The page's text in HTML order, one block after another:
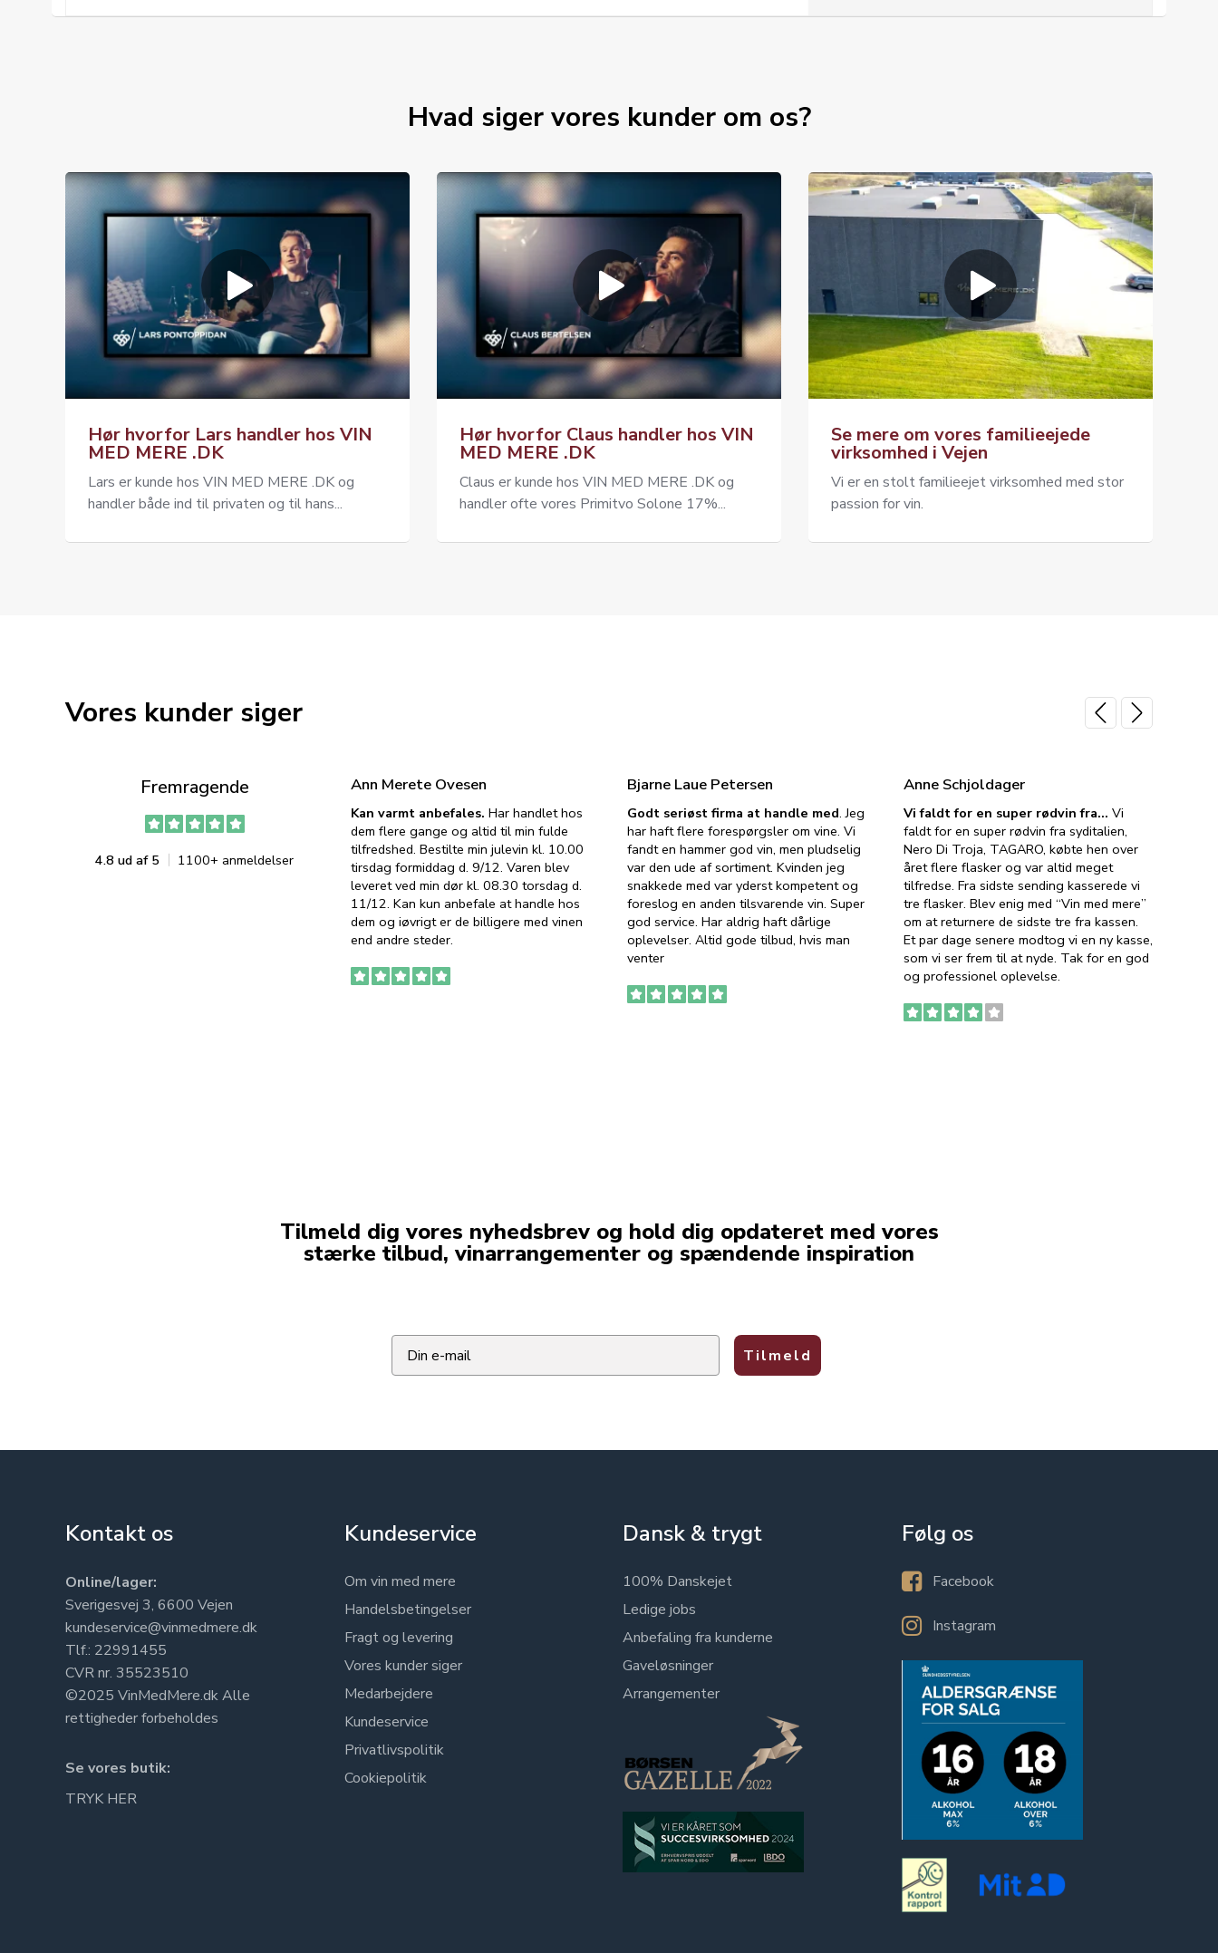
Hvad siger vores kunder om os?
Hør hvorfor Lars handler hos VIN
MED MERE .DK
Lars er kunde hos VIN MED MERE .DK og
handler både ind til privaten og til hans...
Hør hvorfor Claus handler hos VIN
MED MERE .DK
Claus er kunde hos VIN MED MERE .DK og
handler ofte vores Primitvo Solone 17%...
Se mere om vores familieejede
virksomhed i Vejen
Vi er en stolt familieejet virksomhed med stor
passion for vin.
Vores kunder siger
Fremragende
4.8 ud af 5 1100+ anmeldelser
Ann Merete Ovesen
Kan varmt anbefales. Har handlet hos
dem flere gange og altid til min fulde
tilfredshed. Bestilte min julevin kl. 10.00
tirsdag formiddag d. 9/12. Varen blev
leveret ved min dør kl. 08.30 torsdag d.
11/12. Kan kun anbefale at handle hos
dem og iøvrigt er de billigere med vinen
end andre steder.
Bjarne Laue Petersen
Godt seriøst firma at handle med. Jeg
har haft flere forespørgsler om vine. Vi
fandt en hammer god vin, men pludselig
var den ude af sortiment. Kvinden jeg
snakkede med var yderst kompetent og
foreslog en anden tilsvarende vin. Super
god service. Har aldrig haft dårlige
oplevelser. Altid gode tilbud, hvis man
venter
Anne Schjoldager
Vi faldt for en super rødvin fra… Vi
faldt for en super rødvin fra syditalien,
Nero Di Troja, TAGARO, købte hen over
året flere flasker og var altid meget
tilfredse. Fra sidste sending kasserede vi
tre flasker. Blev enig med “Vin med mere”
om at returnere de sidste tre fra kassen.
Et par dage senere modtog vi en ny kasse,
som vi ser frem til at nyde. Tak for en god
og professionel oplevelse.
Tilmeld dig vores nyhedsbrev og hold dig opdateret med vores
stærke tilbud, vinarrangementer og spændende inspiration
Email
Tilmeld
Kontakt os
Online/lager:
Sverigesvej 3, 6600 Vejen
kundeservice@vinmedmere.dk
Tlf.: 22991455
CVR nr. 35523510
©2025 VinMedMere.dk Alle
rettigheder forbeholdes
Se vores butik:
TRYK HER
Kundeservice
Om vin med mere
Handelsbetingelser
Fragt og levering
Vores kunder siger
Medarbejdere
Kundeservice
Privatlivspolitik
Cookiepolitik
Dansk & trygt
100% Danskejet
Ledige jobs
Anbefaling fra kunderne
Gaveløsninger
Arrangementer
Følg os
Facebook
Instagram